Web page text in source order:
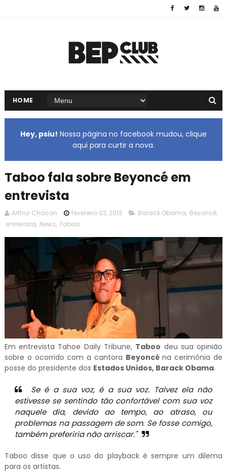
HOME
Hey, psiu! Nossa página no facebook mudou, clique
aqui para curtir a nova.
Taboo fala sobre Beyoncé em
entrevista
Arthur Chacon fevereiro 03, 2013 Barack Obama, Beyoncé,
entrevista, News, Taboo
Em entrevista Tahoe Daily Tribune, Taboo deu sua opinião
sobre o ocorrido com a cantora Beyoncéna cerimônia de
posse do presidente dos Estados Unidos, Barack Obama.
Se é a sua voz, é a sua voz. Talvez ela não
estivesse se sentindo tão confortável com sua voz
naquele dia, devido ao tempo, ao atraso, ou
problemas na passagem de som. Se fosse comigo,
também preferiria não arriscar."
Taboo disse que o uso do playback é sempre um dilema
para os artistas.